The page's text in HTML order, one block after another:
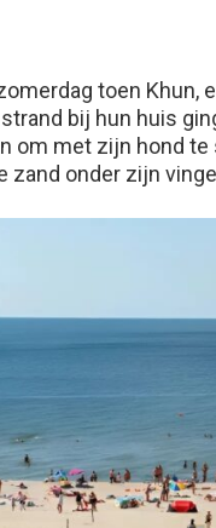
toen Khun,
bij hun huis
om met zijn hond
zand onder zijn